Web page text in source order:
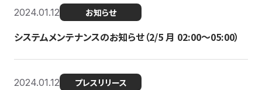
2024.01.12 お知らせ
システムメンテナンスのお知らせ（2/5 月 02:00〜05:00）
2024.01.12 プレスリリース